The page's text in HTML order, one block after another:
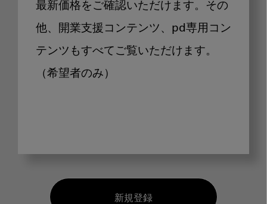
最新価格をご確認いただけます。その
他、開業支援コンテンツ、pd専用コン
テンツもすべてご覧いただけます。
（希望者のみ）
新規登録